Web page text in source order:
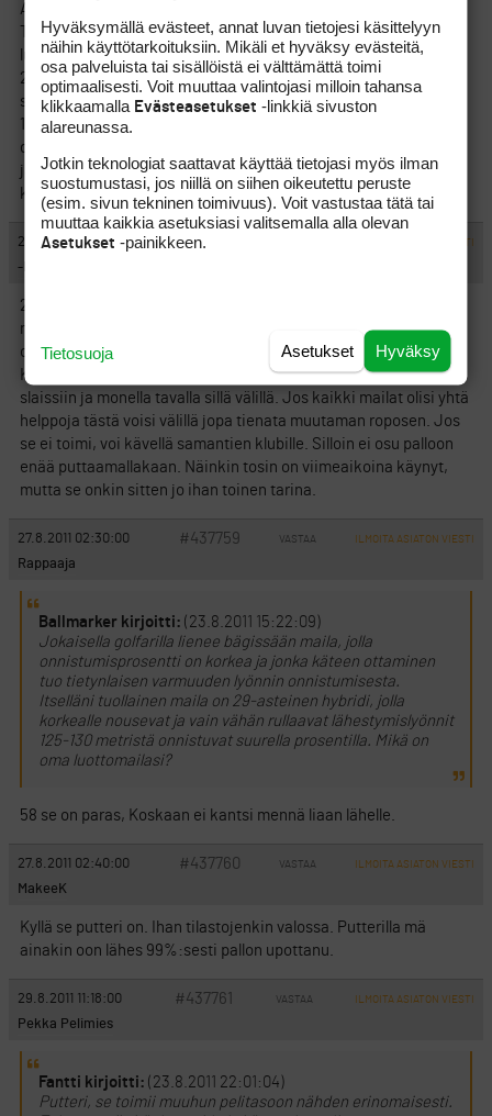
Aina joku
Tämän kesän luotot järjestyksessä (Yksikään ei ole palannut
luotoksi)
25ast hybridi
spooni
19asteinen
driveri
ja nyt viimeisenä sekä tällä hetkellä rauta nelonen. Pitäs ehkä
kokeilla ne putitki vetää sillä.
26.8.2011 01:05:00 #437758 ILMOITA ASIATON VIESTI
-Hippo-
2010 keväällä olosuhteiden pakosta (bägi reissasi ulkomaan
matkalla kolme päivää ympäri Eurooppaa) tuli Barcelonasta
ostettua käytettynä ’vahinkolaukauksena’ TM Burner 19 hybridi.
Käsittämätön kapistus. Voi käyttää matkoilla 150-200, hukista
slaissiin ja monella tavalla sillä välillä. Jos kaikki mailat olisi yhtä
helppoja tästä voisi välillä jopa tienata muutaman roposen. Jos
se ei toimi, voi kävellä samantien klubille. Silloin ei osu palloon
enää puttaamallakaan. Näinkin tosin on viimeaikoina käynyt,
mutta se onkin sitten jo ihan toinen tarina.
27.8.2011 02:30:00 #437759 VASTAA ILMOITA ASIATON VIESTI
Rappaaja
Ballmarker kirjoitti: (23.8.2011 15:22:09)
Jokaisella golfarilla lienee bägissään maila, jolla
onnistumisprosentti on korkea ja jonka käteen ottaminen
tuo tietynlaisen varmuuden lyönnin onnistumisesta.
Itselläni tuollainen maila on 29-asteinen hybridi, jolla
korkealle nousevat ja vain vähän rullaavat lähestymislyönnit
125-130 metristä onnistuvat suurella prosentilla. Mikä on
oma luottomailasi?
58 se on paras, Koskaan ei kantsi mennä liaan lähelle.
27.8.2011 02:40:00 #437760 VASTAA ILMOITA ASIATON VIESTI
MakeeK
Kyllä se putteri on. Ihan tilastojenkin valossa. Putterilla mä
ainakin oon lähes 99%:sesti pallon upottanu.
29.8.2011 11:18:00 #437761 VASTAA ILMOITA ASIATON VIESTI
Pekka Pelimies
Fantti kirjoitti: (23.8.2011 22:01:04)
Putteri, se toimii muuhun pelitasoon nähden erinomaisesti.
Hyväksymällä evästeet, annat luvan tietojesi käsittelyyn
näihin käyttötarkoituksiin. Mikäli et hyväksy evästeitä,
osa palveluista tai sisällöistä ei välttämättä toimi
optimaalisesti. Voit muuttaa valintojasi milloin tahansa
klikkaamalla Evästeasetukset -linkkiä sivuston
alareunassa.
Jotkin teknologiat saattavat käyttää tietojasi myös ilman
suostumustasi, jos niillä on siihen oikeutettu peruste
(esim. sivun tekninen toimivuus). Voit vastustaa tätä tai
muuttaa kaikkia asetuksiasi valitsemalla alla olevan
Asetukset -painikkeen.
Hyväksy
Asetukset
Tietosuoja